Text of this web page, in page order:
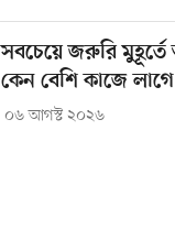
সবচেয়ে জরুরি মুহূর্তে
কেন বেশি কাজে লাগে
০৬ আগস্ট ২০২৬